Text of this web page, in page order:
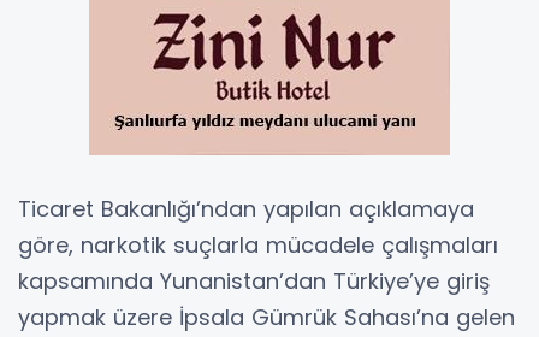
Ticaret Bakanlığı’ndan yapılan açıklamaya
göre, narkotik suçlarla mücadele çalışmaları
kapsamında Yunanistan’dan Türkiye’ye giriş
yapmak üzere İpsala Gümrük Sahası’na gelen